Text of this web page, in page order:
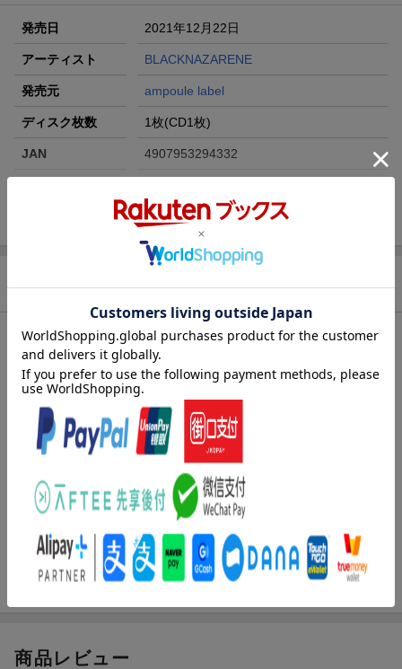
発売日 2021年12月22日
アーティスト BLACKNAZARENE
発売元 ampoule label
ディスク枚数 1枚(CD1枚)
JAN 4907953294332
3(シングル)
11分29秒
URGE
商品説明
収録曲
曲目タイトル：
[Disc1]
『URGE』／CD
アーティスト：BLACKNAZARENE
1.URGE
2.Throne [3:57]
試聴のしかた
商品レビュー